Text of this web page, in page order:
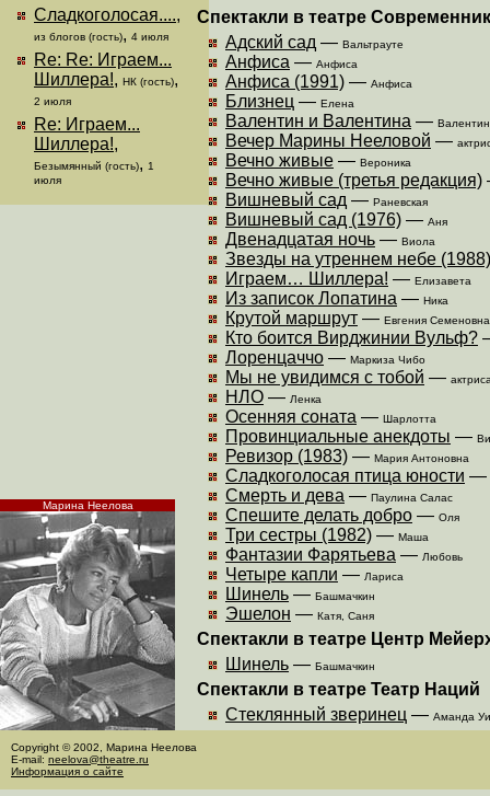
Сладкоголосая....,
из блогов (гость), 4 июля
Re: Re: Играем...
Шиллера!, НК (гость),
2 июля
Re: Играем...
Шиллера!,
Безымянный (гость), 1
июля
Спектакли в театре Современник
Адский сад — Вальтрауте
Анфиса — Анфиса
Анфиса (1991) — Анфиса
Близнец — Елена
Валентин и Валентина —
Вечер Марины Нееловой —
Вечно живые — Вероника
Вечно живые (третья редакция)
Вишневый сад — Раневская
Вишневый сад (1976) — Аня
Двенадцатая ночь — Виола
Звезды на утреннем небе (1988)
Играем… Шиллера! — Елизавета
Из записок Лопатина — Ника
Крутой маршрут — Евгения Семеновна
Кто боится Вирджинии Вульф?
Лоренцаччо — Маркиза Чибо
Мы не увидимся с тобой —
НЛО — Ленка
Осенняя соната — Шарлотта
Провинциальные анекдоты —
Ревизор (1983) — Мария Антоновна
Сладкоголосая птица юности —
Смерть и дева — Паулина Салас
Спешите делать добро — Оля
Три сестры (1982) — Маша
Фантазии Фарятьева — Любовь
Четыре капли — Лариса
Шинель — Башмачкин
Эшелон — Катя, Саня
Спектакли в театре Центр
Шинель — Башмачкин
Спектакли в театре Театр Наций
Стеклянный зверинец — Аманда
Марина Неелова
Copyright © 2002, Марина Неелова
E-mail: neelova@theatre.ru
Информация о сайте